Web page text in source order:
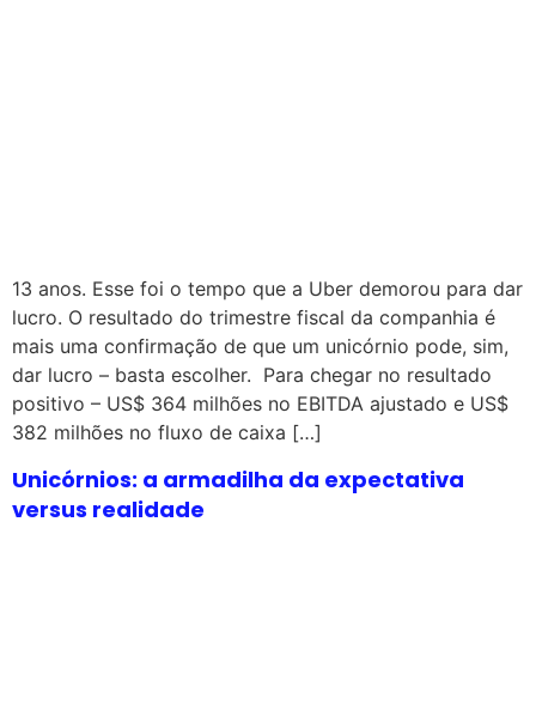
13 anos. Esse foi o tempo que a Uber demorou para dar
lucro. O resultado do trimestre fiscal da companhia é
mais uma confirmação de que um unicórnio pode, sim,
dar lucro – basta escolher. Para chegar no resultado
positivo – US$ 364 milhões no EBITDA ajustado e US$
382 milhões no fluxo de caixa […]
Unicórnios: a armadilha da expectativa
versus realidade